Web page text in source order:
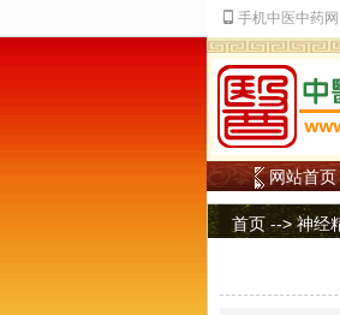
网站首页
首页 -->神经